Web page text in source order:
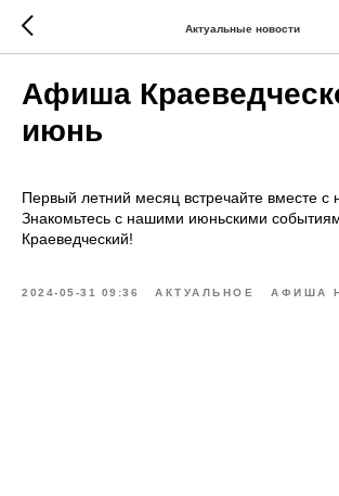
Актуальные новости
Афиша
июнь
Первый летний месяц встречайте вместе с
Знакомьтесь с нашими июньскими
Краеведческий!
2024-05-31 09:36 АКТУАЛЬНОЕ АФИША